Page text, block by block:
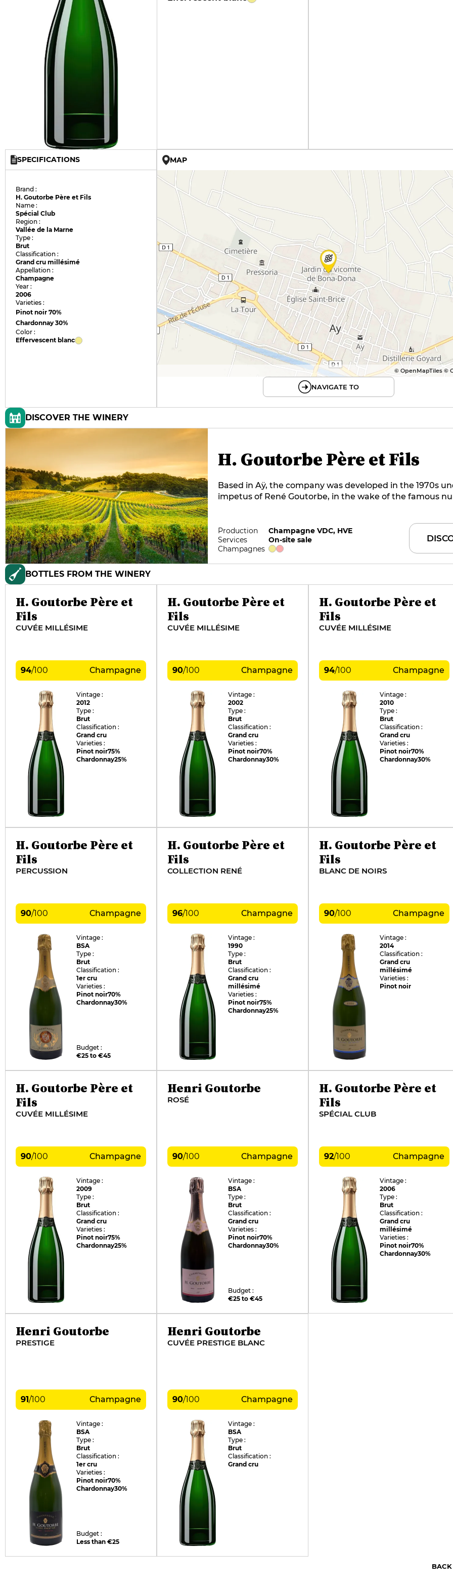
SPECIFICATIONS
Brand :
H. Goutorbe Père et Fils
Name :
Spécial Club
Region :
Vallée de la Marne
Type :
Brut
Classification :
Grand cru millésimé
Appellation :
Champagne
Year :
2006
Varieties :
Pinot noir70%
Chardonnay30%
Color :
Effervescent blanc
MAP
© OpenMapTiles ©
NAVIGATE TO
DISCOVER THE WINERY
H. Goutorbe Père et Fils
Based in Aÿ, the company was developed in the 1970s
impetus of René Goutorbe, in the wake of the famous
hectares, with a high proportion of Pinot Noir grapes to
fruity, vinous champagnes. The house offers the
buy old vintages in small quantities. It also owns the
Jeanson*** hotel, created in 2004 in a charming 19th-
Production
Champagne VDC, HVE
Services
On-site sale
Champagnes
BOTTLES FROM THE WINERY
H. Goutorbe Père et
Fils
CUVÉE MILLÉSIME
94/100 Champagne
Vintage :
2012
Type :
Brut
Classification :
Grand cru
Varieties :
Pinot noir75%
Chardonnay25%
H. Goutorbe Père et
Fils
CUVÉE MILLÉSIME
90/100 Champagne
Vintage :
2002
Type :
Brut
Classification :
Grand cru
Varieties :
Pinot noir70%
Chardonnay30%
H. Goutorbe Père et
Fils
CUVÉE MILLÉSIME
94/100 Champagne
Vintage :
2010
Type :
Brut
Classification :
Grand cru
Varieties :
Pinot noir70%
Chardonnay30%
H. Goutorbe Père et
Fils
PERCUSSION
90/100 Champagne
Vintage :
BSA
Type :
Brut
Classification :
1er cru
Varieties :
Pinot noir70%
Chardonnay30%
Budget :
€25 to €45
H. Goutorbe Père et
Fils
COLLECTION RENÉ
96/100 Champagne
Vintage :
1990
Type :
Brut
Classification :
Grand cru
millésimé
Varieties :
Pinot noir75%
Chardonnay25%
H. Goutorbe Père et
Fils
BLANC DE NOIRS
90/100 Champagne
Vintage :
2014
Classification :
Grand cru
millésimé
Varieties :
Pinot noir
H. Goutorbe Père et
Fils
CUVÉE MILLÉSIME
90/100 Champagne
Vintage :
2009
Type :
Brut
Classification :
Grand cru
Varieties :
Pinot noir75%
Chardonnay25%
Henri Goutorbe
ROSÉ
90/100 Champagne
Vintage :
BSA
Type :
Brut
Classification :
Grand cru
Varieties :
Pinot noir70%
Chardonnay30%
Budget :
€25 to €45
H. Goutorbe Père et
Fils
SPÉCIAL CLUB
92/100 Champagne
Vintage :
2006
Type :
Brut
Classification :
Grand cru
millésimé
Varieties :
Pinot noir70%
Chardonnay30%
Henri Goutorbe
PRESTIGE
91/100 Champagne
Vintage :
BSA
Type :
Brut
Classification :
1er cru
Varieties :
Pinot noir70%
Chardonnay30%
Budget :
Less than €25
Henri Goutorbe
CUVÉE PRESTIGE BLANC
90/100 Champagne
Vintage :
BSA
Type :
Brut
Classification :
Grand cru